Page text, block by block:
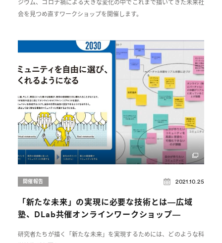
ジウム、コロナ禍による大きな変化の中でこれまで描いてきた未来社
会を見つめ直すワークショップを開催します。
開催報告 2021.10.25
「新たな未来」の実現に必要な技術とは―広域
塾、DLab共催オンラインワークショップ―
研究者たちが描く「新たな未来」を実現するためには、どのような科